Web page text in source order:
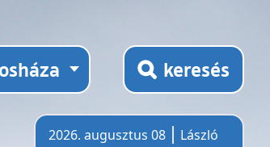
keresés
2026. augusztus 08
László